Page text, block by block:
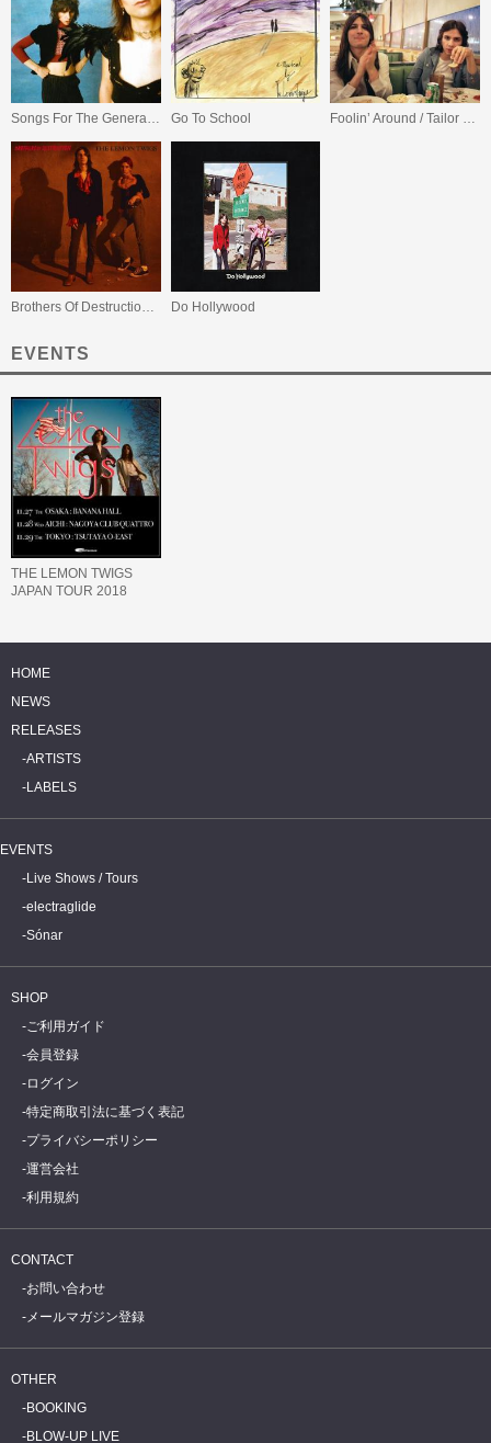
Songs For The General Public Go To School Foolin’ Around / Tailor Made EP
Brothers Of Destruction EP Do Hollywood
EVENTS
THE LEMON TWIGS
JAPAN TOUR 2018
HOME
NEWS
RELEASES
ARTISTS
LABELS
EVENTS
Live Shows / Tours
electraglide
Sónar
SHOP
ご利用ガイド
会員登録
ログイン
特定商取引法に基づく表記
プライバシーポリシー
運営会社
利用規約
CONTACT
お問い合わせ
メールマガジン登録
OTHER
BOOKING
BLOW-UP LIVE